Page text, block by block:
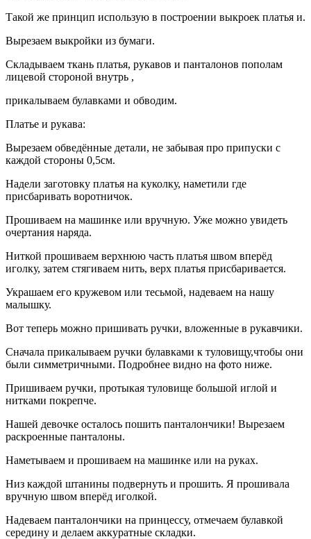
Такой же принцип использую в построении выкроек платья и.
Вырезаем выкройки из бумаги.
Складываем ткань платья, рукавов и панталонов пополам
лицевой стороной внутрь ,
прикалываем булавками и обводим.
Платье и рукава:
Вырезаем обведённые детали, не забывая про припуски с
каждой стороны 0,5см.
Надели заготовку платья на куколку, наметили где
присбаривать воротничок.
Прошиваем на машинке или вручную. Уже можно увидеть
очертания наряда.
Ниткой прошиваем верхнюю часть платья швом вперёд
иголку, затем стягиваем нить, верх платья присбаривается.
Украшаем его кружевом или тесьмой, надеваем на нашу
малышку.
Вот теперь можно пришивать ручки, вложенные в рукавчики.
Сначала прикалываем ручки булавками к туловищу,чтобы они
были симметричными. Подробнее видно на фото ниже.
Пришиваем ручки, протыкая туловище большой иглой и
нитками покрепче.
Нашей девочке осталось пошить панталончики! Вырезаем
раскроенные панталоны.
Наметываем и прошиваем на машинке или на руках.
Низ каждой штанины подвернуть и прошить. Я прошивала
вручную швом вперёд иголкой.
Надеваем панталончики на принцессу, отмечаем булавкой
середину и делаем аккуратные складки.